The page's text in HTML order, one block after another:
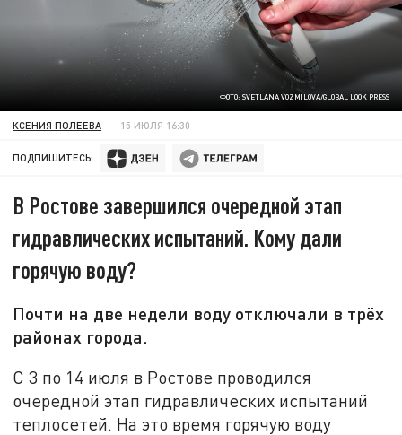
ФОТО: SVETLANA VOZMILOVA/GLOBAL LOOK PRESS
КСЕНИЯ ПОЛЕЕВА 15 ИЮЛЯ 16:30
ПОДПИШИТЕСЬ:
В Ростове завершился очередной этап
гидравлических испытаний. Кому дали
горячую воду?
Почти на две недели воду отключали в трёх
районах города.
С 3 по 14 июля в Ростове проводился
очередной этап гидравлических испытаний
теплосетей. На это время горячую воду